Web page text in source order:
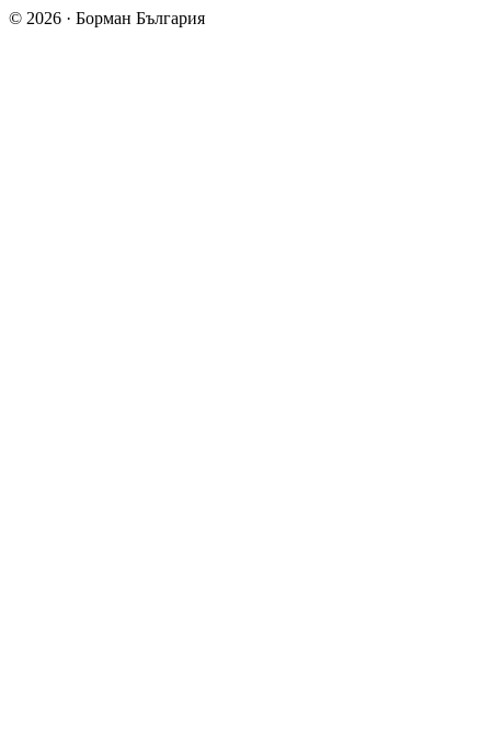
© 2026 · Борман България